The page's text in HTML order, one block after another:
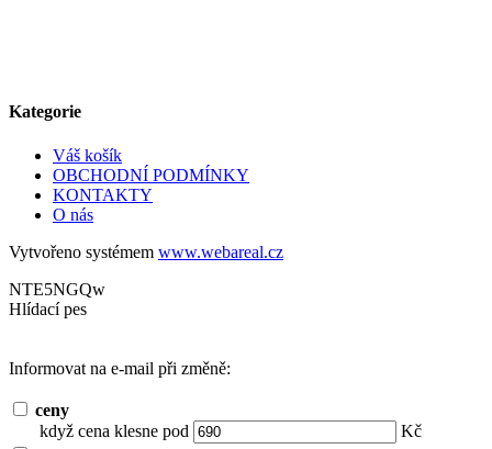
Kategorie
Váš košík
OBCHODNÍ PODMÍNKY
KONTAKTY
O nás
Vytvořeno systémem www.webareal.cz
NTE5NGQw
Hlídací pes
Informovat na e-mail při změně:
ceny
když cena klesne pod
Kč